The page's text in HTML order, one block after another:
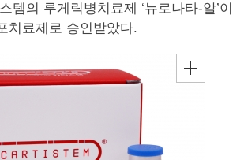
템의 루게릭병치료제 ‘뉴로나타-알’이
치료제로 승인받았다.